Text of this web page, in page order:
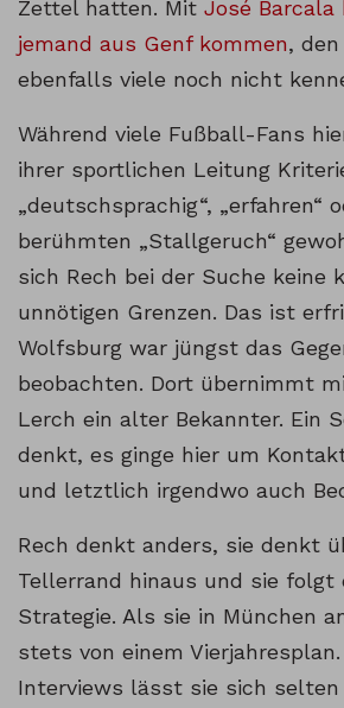
Zettel hatten. Mit José Barcala
jemand aus Genf kommen,
ebenfalls viele noch nicht
Während viele Fußball-Fans
ihrer sportlichen Leitung
„deutschsprachig“, „erfahren“
berühmten „Stallgeruch“
sich Rech bei der Suche keine
unnötigen Grenzen. Das ist
Wolfsburg war jüngst das
beobachten. Dort übernimmt
Lerch ein alter Bekannter. Ein
denkt, es ginge hier um
und letztlich irgendwo auch
Rech denkt anders, sie denkt
Tellerrand hinaus und sie folgt
Strategie. Als sie in München
stets von einem
Interviews lässt sie sich selten